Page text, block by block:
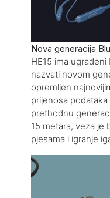
Nova generacija
HE15 ima
nazvati novom
opremljen
prijenosa
prethodnu
15 metara, veza je
pjesama i igranje